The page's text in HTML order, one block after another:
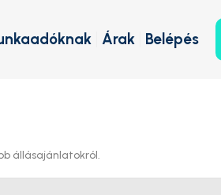
Belépés
Árak
állásajánlatokról.